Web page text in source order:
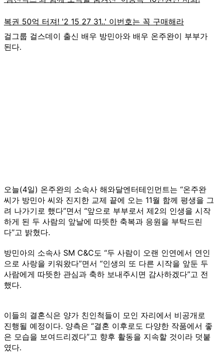
걸그룹 걸스데이 출신 배우 방민아와 배우 온주완이 부부가
된다.
오늘(4일) 온주완의 소속사 해와달엔터테인먼트는 “온주완
씨가 방민아 씨와 진지한 교제 끝에 오는 11월 함께 평생을 그
려 나가기로 했다”면서 “앞으로 부부로서 제2의 인생을 시작
하게 된 두 사람의 앞날에 따뜻한 축복과 응원을 부탁드린
다”고 밝혔다.
방민아의 소속사 SM C&C도 “두 사람이 오랜 인연에서 연인
으로 사랑을 키워왔다”면서 “인생의 또 다른 시작을 앞둔 두
사람에게 따뜻한 관심과 축하 보내주시면 감사하겠다”고 전
했다.
이들의 결혼식은 양가 친인척들이 모인 자리에서 비공개로
진행될 예정이다. 양측은 “결혼 이후로도 다양한 작품에서 좋
은 모습을 보여드리겠다”고 향후 활동을 지속할 것이라 덧붙
였다.